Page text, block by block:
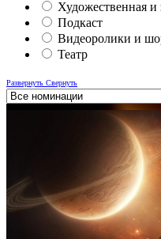
Художественная и
Подкаст
Видеоролики и
Театр
Развернуть Свернуть